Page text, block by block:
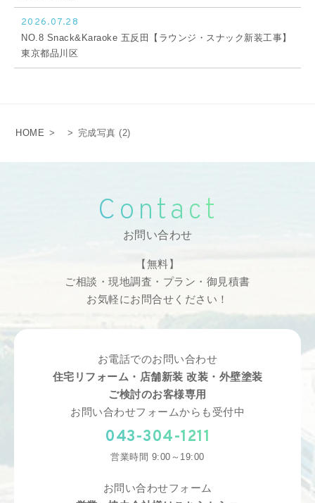
2026.07.28
NO.8 Snack&Karaoke 五反田【ラウンジ・スナック新装工事】
東京都品川区
HOME > > 完成写真 (2)
Contact
お問い合わせ
【無料】
ご相談・現地調査・プラン・御見積書
お気軽にお問合せください！
お電話でのお問い合わせ
住宅リフォーム・店舗新装 改装・外壁塗装
ご検討のお客様専用
お問い合わせフォームからも受付中
043-304-1211
営業時間 9:00～19:00
お問い合わせフォーム